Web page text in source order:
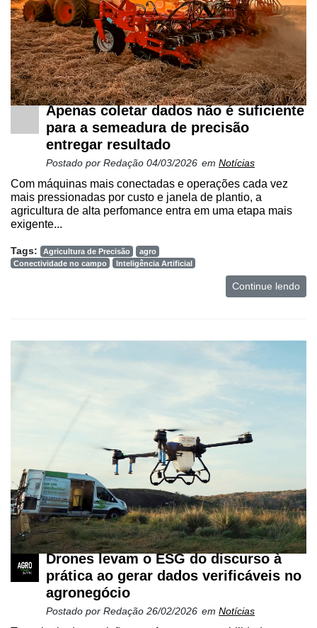
Cadastre-
Minha
conta
Agricultura
de
Precisão
Automação
Robótica
Conectividade
Apenas coletar dados não é suficiente
para a semeadura de precisão
entregar resultado
Postado por Redação 04/03/2026 em Notícias
Com máquinas mais conectadas e operações cada vez
mais pressionadas por custo e janela de plantio, a
agricultura de alta perfomance entra em uma etapa mais
exigente...
Tags: Agricultura de Precisão
agro
Conectividade no campo
Inteligência Artificial
Continue lendo
Drones levam o ESG do discurso à
prática ao gerar dados verificáveis no
agronegócio
Postado por Redação 26/02/2026 em Notícias